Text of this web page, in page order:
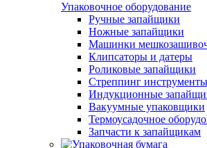
Упаковочное оборудование
Ручные запайщики
Ножные запайщики
Машинки
Клипсаторы и датеры
Роликовые запайщики
Стреппинг инструменты
Индукционные
Вакуумные упаковщики
Термоусадочное
Запчасти к запайщикам